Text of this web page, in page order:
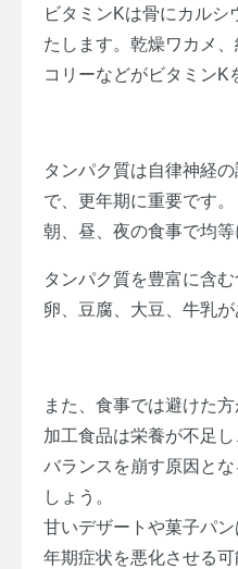
ビタミンKは骨にカル
たします。乾燥ワカメ
コリーなどがビタミンK
タンパク質は自律神経
で、更年期に重要です。
朝、昼、夜の食事で均等
タンパク質を豊富に含
卵、豆腐、大豆、牛乳が
また、食事では避けた
加工食品は栄養が不足
バランスを崩す原因と
しょう。
甘いデザートや菓子パ
年期症状を悪化させる